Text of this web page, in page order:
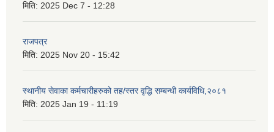
मिति: 2025 Dec 7 - 12:28
राजपत्र
मिति: 2025 Nov 20 - 15:42
स्थानीय सेवाका कर्मचारीहरुको तह/स्तर वृद्धि सम्बन्धी कार्यविधि,२०८१
मिति: 2025 Jan 19 - 11:19